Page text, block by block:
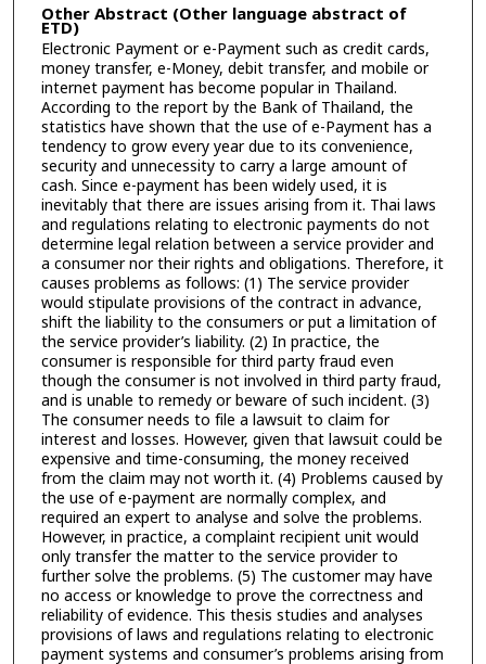
Other Abstract (Other language abstract of
ETD)
Electronic Payment or e-Payment such as credit cards,
money transfer, e-Money, debit transfer, and mobile or
internet payment has become popular in Thailand.
According to the report by the Bank of Thailand, the
statistics have shown that the use of e-Payment has a
tendency to grow every year due to its convenience,
security and unnecessity to carry a large amount of
cash. Since e-payment has been widely used, it is
inevitably that there are issues arising from it. Thai laws
and regulations relating to electronic payments do not
determine legal relation between a service provider and
a consumer nor their rights and obligations. Therefore, it
causes problems as follows: (1) The service provider
would stipulate provisions of the contract in advance,
shift the liability to the consumers or put a limitation of
the service provider’s liability. (2) In practice, the
consumer is responsible for third party fraud even
though the consumer is not involved in third party fraud,
and is unable to remedy or beware of such incident. (3)
The consumer needs to file a lawsuit to claim for
interest and losses. However, given that lawsuit could be
expensive and time-consuming, the money received
from the claim may not worth it. (4) Problems caused by
the use of e-payment are normally complex, and
required an expert to analyse and solve the problems.
However, in practice, a complaint recipient unit would
only transfer the matter to the service provider to
further solve the problems. (5) The customer may have
no access or knowledge to prove the correctness and
reliability of evidence. This thesis studies and analyses
provisions of laws and regulations relating to electronic
payment systems and consumer’s problems arising from